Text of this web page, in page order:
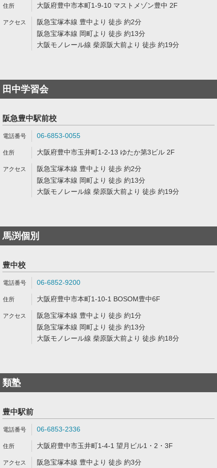
大阪府豊中市本町1-9-10 マストメゾン豊中 2F
阪急宝塚本線 豊中より 徒歩 約2分
阪急宝塚本線 岡町より 徒歩 約13分
大阪モノレール線 柴原阪大前より 徒歩 約19分
田中学習会
阪急豊中駅前校
06-6853-0055
大阪府豊中市玉井町1-2-13 ゆたか第3ビル 2F
阪急宝塚本線 豊中より 徒歩 約2分
阪急宝塚本線 岡町より 徒歩 約13分
大阪モノレール線 柴原阪大前より 徒歩 約19分
馬渕個別
豊中校
06-6852-9200
大阪府豊中市本町1-10-1 BOSOM豊中6F
阪急宝塚本線 豊中より 徒歩 約1分
阪急宝塚本線 岡町より 徒歩 約13分
大阪モノレール線 柴原阪大前より 徒歩 約18分
類塾
豊中駅前
06-6853-2336
大阪府豊中市玉井町1-4-1 望月ビル1・2・3F
阪急宝塚本線 豊中より 徒歩 約3分